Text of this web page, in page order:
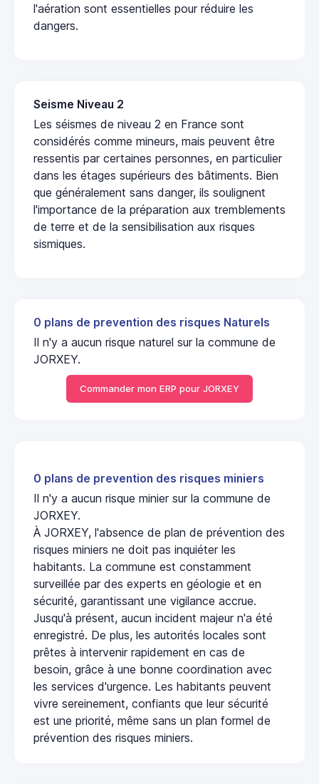
l'aération sont essentielles pour réduire les
dangers.
Seisme Niveau 2
Les séismes de niveau 2 en France sont
considérés comme mineurs, mais peuvent être
ressentis par certaines personnes, en particulier
dans les étages supérieurs des bâtiments. Bien
que généralement sans danger, ils soulignent
l'importance de la préparation aux tremblements
de terre et de la sensibilisation aux risques
sismiques.
0 plans de prevention des risques Naturels
Il n'y a aucun risque naturel sur la commune de
JORXEY.
Commander mon ERP pour JORXEY
0 plans de prevention des risques miniers
Il n'y a aucun risque minier sur la commune de
JORXEY.
À JORXEY, l'absence de plan de prévention des
risques miniers ne doit pas inquiéter les
habitants. La commune est constamment
surveillée par des experts en géologie et en
sécurité, garantissant une vigilance accrue.
Jusqu'à présent, aucun incident majeur n'a été
enregistré. De plus, les autorités locales sont
prêtes à intervenir rapidement en cas de
besoin, grâce à une bonne coordination avec
les services d'urgence. Les habitants peuvent
vivre sereinement, confiants que leur sécurité
est une priorité, même sans un plan formel de
prévention des risques miniers.